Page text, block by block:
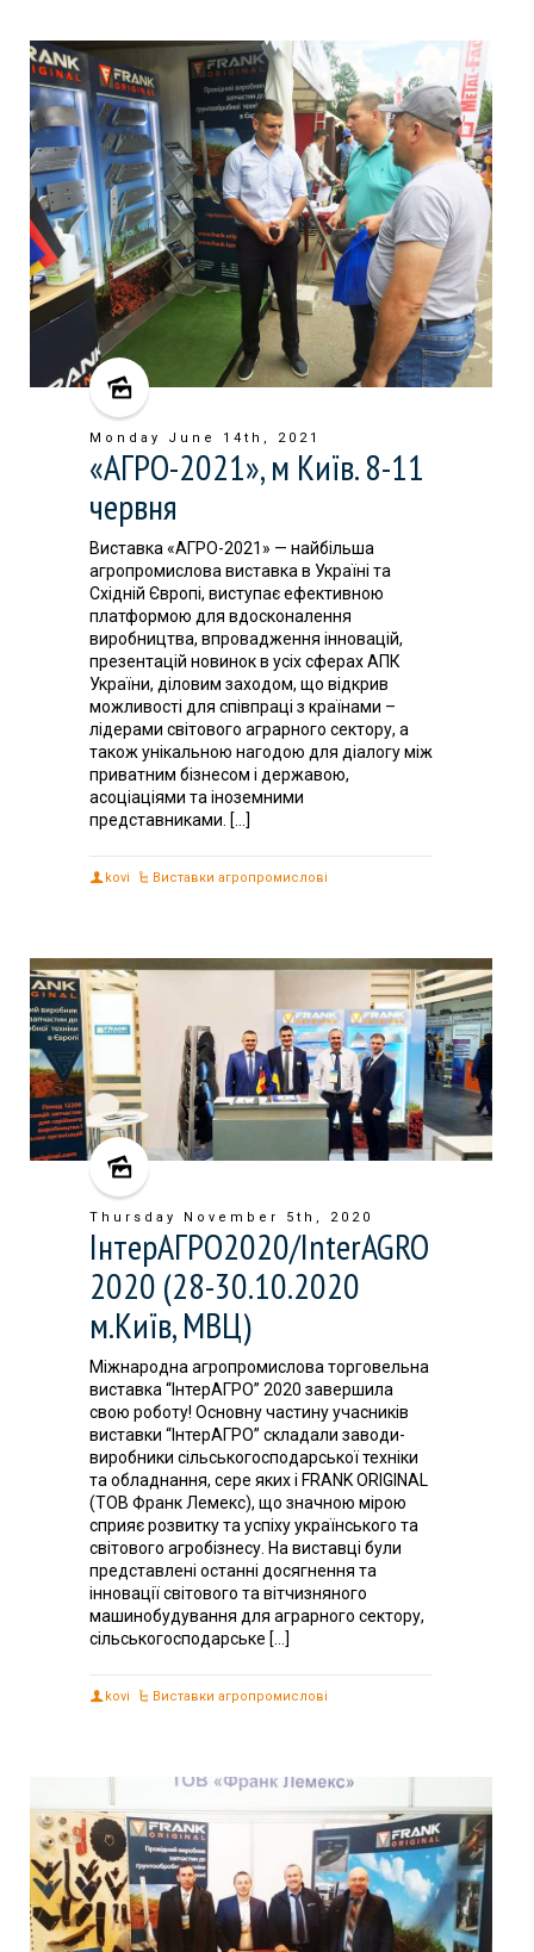
Monday June 14th, 2021
«АГРО-2021», м Київ. 8-11
червня
Виставка «АГРО-2021» — найбільша
агропромислова виставка в Україні та
Східній Європі, виступає ефективною
платформою для вдосконалення
виробництва, впровадження інновацій,
презентацій новинок в усіх сферах АПК
України, діловим заходом, що відкрив
можливості для співпраці з країнами –
лідерами світового аграрного сектору, а
також унікальною нагодою для діалогу між
приватним бізнесом і державою,
асоціаціями та іноземними
представниками. […]
kovi Виставки агропромислові
Thursday November 5th, 2020
ІнтерАГРО2020/InterAGRO
2020 (28-30.10.2020
м.Київ, МВЦ)
Міжнародна агропромислова торговельна
виставка “ІнтерАГРО” 2020 завершила
свою роботу! Основну частину учасників
виставки “ІнтерАГРО” складали заводи-
виробники сільськогосподарської техніки
та обладнання, сере яких і FRANK ORIGINAL
(ТОВ Франк Лемекс), що значною мірою
сприяє розвитку та успіху українського та
світового агробізнесу. На виставці були
представлені останні досягнення та
інновації світового та вітчизняного
машинобудування для аграрного сектору,
сільськогосподарське […]
kovi Виставки агропромислові